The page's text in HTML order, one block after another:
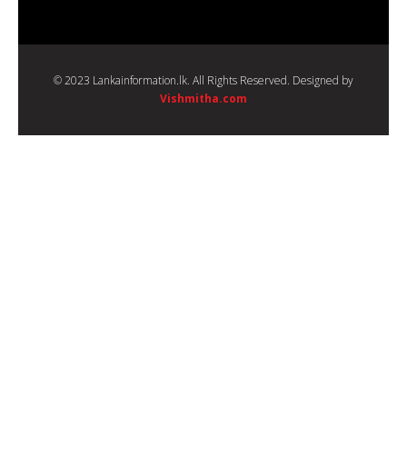
© 2023 Lankainformation.lk. All Rights Reserved. Designed by
Vishmitha.com